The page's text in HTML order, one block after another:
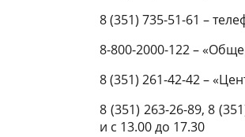
8 (351) 735-51-61 –
8-800-2000-122 –
8 (351) 261-42-42 –
8 (351) 263-26-89, 8
и с 13.00 до 17.30